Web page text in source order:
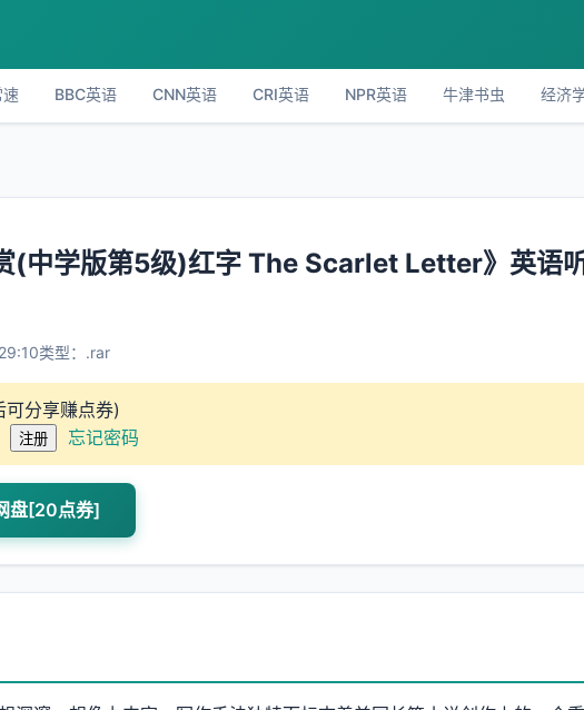
速 BBC英语 CNN英语 CRI英语 NPR英语 牛津书虫 经济
(中学版第5级)红字 The Scarlet Letter》英语
类型：.rar
可分享赚点券)
忘记密码
盘[20点券]